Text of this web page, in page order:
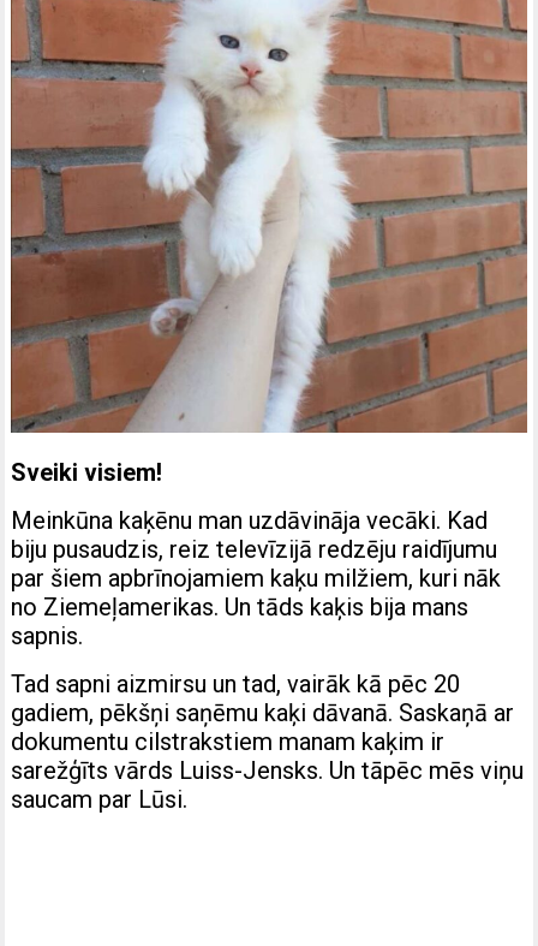
Sveiki visiem!
Meinkūna kaķēnu man uzdāvināja vecāki. Kad
biju pusaudzis, reiz televīzijā redzēju raidījumu
par šiem apbrīnojamiem kaķu milžiem, kuri nāk
no Ziemeļamerikas. Un tāds kaķis bija mans
sapnis.
Tad sapni aizmirsu un tad, vairāk kā pēc 20
gadiem, pēkšņi saņēmu kaķi dāvanā. Saskaņā ar
dokumentu cilstrakstiem manam kaķim ir
sarežģīts vārds Luiss-Jensks. Un tāpēc mēs viņu
saucam par Lūsi.